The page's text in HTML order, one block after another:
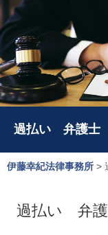
過払い 弁護士
伊藤幸紀法律事務所 >
過払い 弁護